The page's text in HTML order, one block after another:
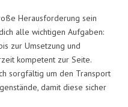
Herausforderung sein
alle wichtigen Aufgaben:
zur Umsetzung und
kompetent zur Seite.
sorgfältig um den Transport
damit diese sicher